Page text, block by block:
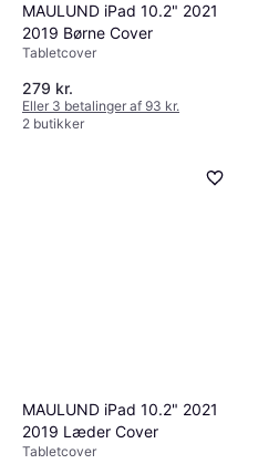
MAULUND iPad 10.2" 2021
2019 Børne Cover
Tabletcover
279 kr.
Eller 3 betalinger af 93 kr.
2 butikker
MAULUND iPad 10.2" 2021
2019 Læder Cover
Tabletcover